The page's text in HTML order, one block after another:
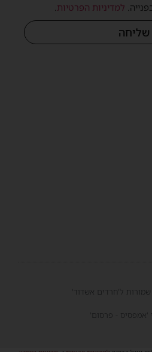
למדיניות הפרטיות
שליחה
שמורות ל'חרדים אשדוד'
'אמפסיס - פרסום'